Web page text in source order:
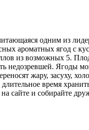
одним из
ароматных ягод с
из возможных 5.
Ягоды
жару, засуху,
время
сайте и собирайте